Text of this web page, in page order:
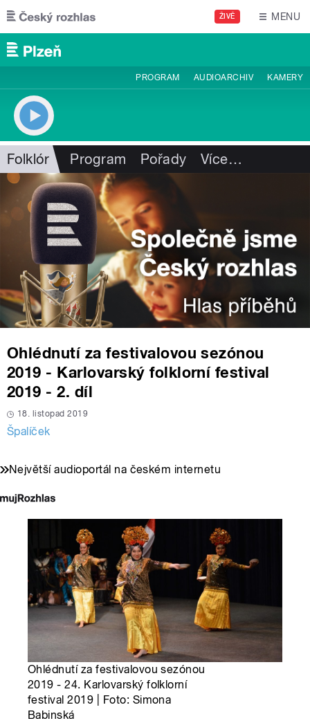
Přejít k hlavnímu obsahu
ŽIVĚ MENU
PROGRAM AUDIOARCHIV KAMERY
Folklór Program Pořady Více…
Ohlédnutí za festivalovou sezónou
2019 - Karlovarský folklorní festival
2019 - 2. díl
18. listopad 2019
Špalíček
Největší audioportál na českém internetu
Ohlédnutí za festivalovou sezónou
2019 - 24. Karlovarský folklorní
festival 2019 | Foto: Simona
Babinská